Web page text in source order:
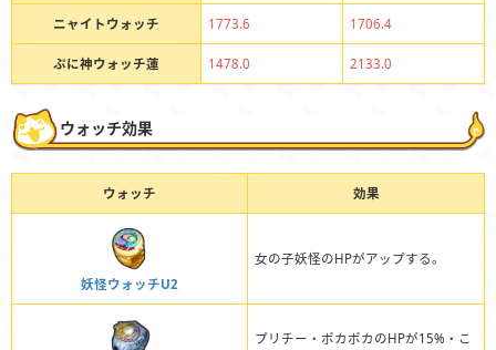
ニャイトウォッチ 1773.6 1706.4
ぷに神ウォッチ蓮 1478.0 2133.0
ウォッチ効果
ウォッチ 効果
妖怪ウォッチU2
女の子妖怪のHPがアップする。
プリチー・ポカポカのHPが15%・こ